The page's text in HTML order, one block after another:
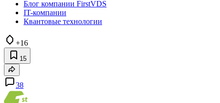
Блог компании FirstVDS
IT-компании
Квантовые технологии
+16
15
38